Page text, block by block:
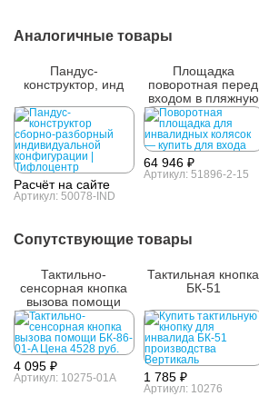
Кол-во изделий в
1 шт.
Аналогичные товары
Пандус-
конструктор, инд
Расчёт на сайте
Артикул: 50078-IND
Площадка
поворотная перед
входом в пляжную
кабинку
64 946 ₽
Артикул: 51896-2-15
Сопутствующие товары
Тактильно-
сенсорная кнопка
вызова помощи
БК-86-01-A
4 095 ₽
Артикул: 10275-01A
Тактильная кнопка
БК-51
1 785 ₽
Артикул: 10276